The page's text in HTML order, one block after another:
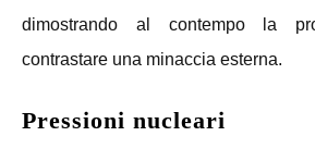
dimostrando al contempo la
contrastare una minaccia esterna.
Pressioni nucleari